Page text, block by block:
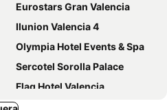
Eurostars Gran Valencia
Ilunion Valencia 4
Olympia Hotel Events & Spa
Sercotel Sorolla Palace
Flag Hotel Valencia
Travelodge Valencia Aeropuerto